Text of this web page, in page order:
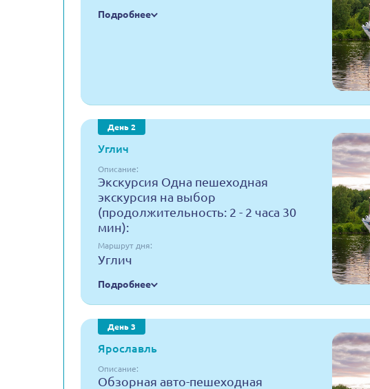
Подробнее
День 2
Углич
Описание:
Экскурсия Одна пешеходная
экскурсия на выбор
(продолжительность: 2 - 2 часа 30
мин):
Маршрут дня:
Углич
Подробнее
День 3
Ярославль
Описание:
Обзорная авто-пешеходная